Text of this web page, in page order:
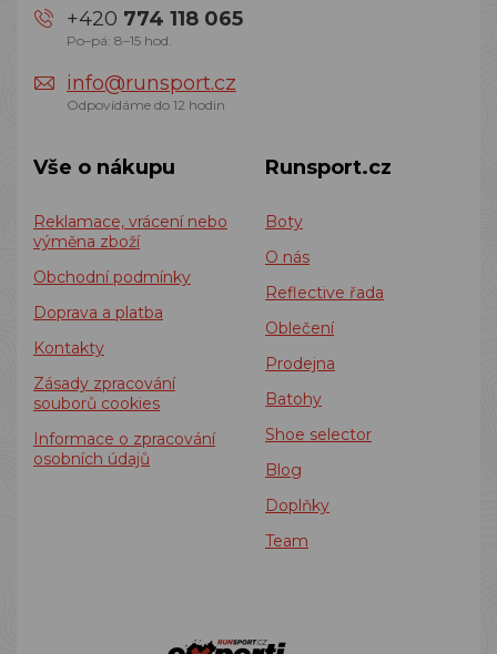
+420 774 118 065
Po–pá: 8–15 hod.
info@runsport.cz
Odpovídáme do 12 hodin
Vše o nákupu
Reklamace, vrácení nebo
výměna zboží
Obchodní podmínky
Doprava a platba
Kontakty
Zásady zpracování
souborů cookies
Informace o zpracování
osobních údajů
Runsport.cz
Boty
O nás
Reflective řada
Oblečení
Prodejna
Batohy
Shoe selector
Blog
Doplňky
Team